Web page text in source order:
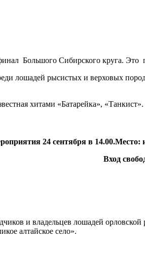
Большого Сибирского круга. Это
лошадей рысистых и верховых
хитами «Батарейка», «Танкист».
24 сентября в 14.00.Место:
Вход
и владельцев лошадей
алтайское село».